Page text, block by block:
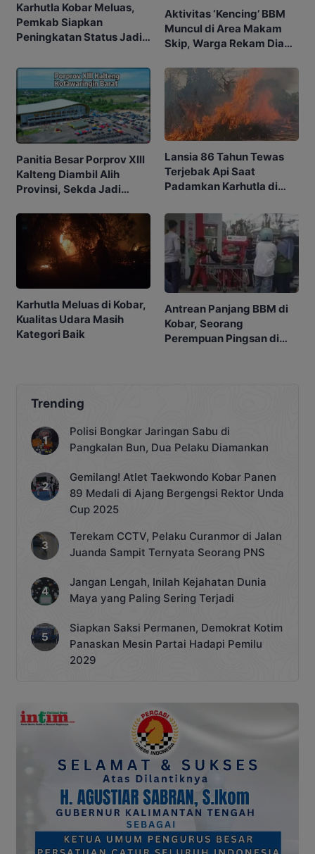
Karhutla Kobar Meluas,
Pemkab Siapkan
Peningkatan Status Jadi
Aktivitas ‘Kencing’ BBM
Muncul di Area Makam
Skip, Warga Rekam Diam-
Panitia Besar Porprov Xlll
Kalteng Diambil Alih
Provinsi, Sekda Jadi
Lansia 86 Tahun Tewas
Terjebak Api Saat
Padamkan Karhutla di
Karhutla Meluas di Kobar,
Kualitas Udara Masih
Kategori Baik
Antrean Panjang BBM di
Kobar, Seorang
Perempuan Pingsan di
Trending
Polisi Bongkar Jaringan Sabu di
Pangkalan Bun, Dua Pelaku Diamankan
Gemilang! Atlet Taekwondo Kobar Panen
89 Medali di Ajang Bergengsi Rektor Unda
Cup 2025
Terekam CCTV, Pelaku Curanmor di Jalan
Juanda Sampit Ternyata Seorang PNS
Jangan Lengah, Inilah Kejahatan Dunia
Maya yang Paling Sering Terjadi
Siapkan Saksi Permanen, Demokrat Kotim
Panaskan Mesin Partai Hadapi Pemilu
2029